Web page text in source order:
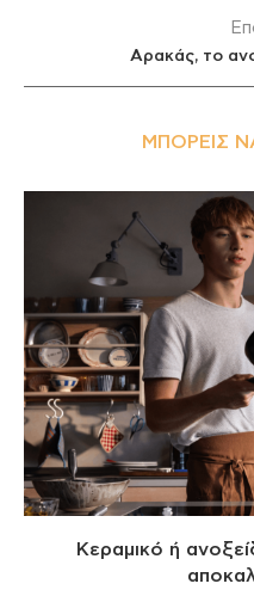
Αρακάς, το
ΜΠΟΡΕΊΣ
Κεραμικό ή